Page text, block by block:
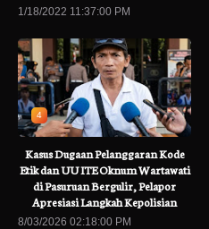
1/18/2022 11:37:00 PM
4
Kasus Dugaan Pelanggaran Kode
Etik dan UU ITE Oknum Wartawati
di Pasuruan Bergulir, Pelapor
Apresiasi Langkah Kepolisian
8/03/2026 02:18:00 PM